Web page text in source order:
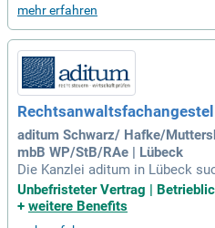
nntnisse sind Voraussetzung.
Umgang mit MS-Office und
ware Pat Org vertraut sein.
Flexible Arbeitszeiten, 30 Tage
öglichkeiten. Profitieren Sie
ränken im Büro und exklusiven
orate Benefits“.
mehr erfahren
aditum Schwarz/ Hafke/
mbB WP/StB/RAe | Lübeck
Die Kanzlei aditum in Lübeck
eitpunkt eine/n
ir bieten ein modernes und
Unbefristeter Vertrag |
+ weitere Benefits